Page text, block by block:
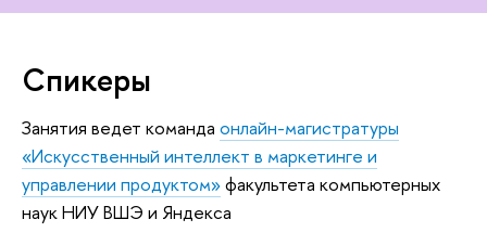
Спикеры
Занятия ведет команда онлайн-магистратуры
«Искусственный интеллект в маркетинге и
управлении продуктом»факультета компьютерных
наук НИУ ВШЭ и Яндекса